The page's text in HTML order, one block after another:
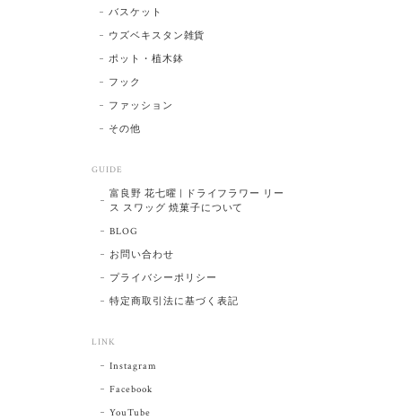
バスケット
ウズベキスタン雑貨
ポット・植木鉢
フック
ファッション
その他
GUIDE
富良野 花七曜 | ドライフラワー リー
ス スワッグ 焼菓子について
BLOG
お問い合わせ
プライバシーポリシー
特定商取引法に基づく表記
LINK
Instagram
Facebook
YouTube